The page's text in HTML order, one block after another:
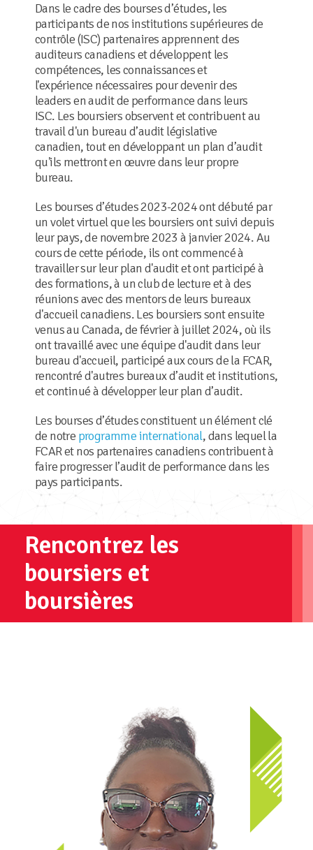
Dans le cadre des bourses d’études, les
participants de nos institutions supérieures de
contrôle (ISC) partenaires apprennent des
auditeurs canadiens et développent les
compétences, les connaissances et
l'expérience nécessaires pour devenir des
leaders en audit de performance dans leurs
ISC. Les boursiers observent et contribuent au
travail d'un bureau d’audit législative
canadien, tout en développant un plan d’audit
qu'ils mettront en œuvre dans leur propre
bureau.
Les bourses d’études 2023-2024 ont débuté par
un volet virtuel que les boursiers ont suivi depuis
leur pays, de novembre 2023 à janvier 2024. Au
cours de cette période, ils ont commencé à
travailler sur leur plan d'audit et ont participé à
des formations, à un club de lecture et à des
réunions avec des mentors de leurs bureaux
d'accueil canadiens. Les boursiers sont ensuite
venus au Canada, de février à juillet 2024, où ils
ont travaillé avec une équipe d'audit dans leur
bureau d'accueil, participé aux cours de la FCAR,
rencontré d'autres bureaux d’audit et institutions,
et continué à développer leur plan d’audit.
Les bourses d’études constituent un élément clé
de notre programme international, dans lequel la
FCAR et nos partenaires canadiens contribuent à
faire progresser l’audit de performance dans les
pays participants.
Rencontrez les
boursiers et
boursières